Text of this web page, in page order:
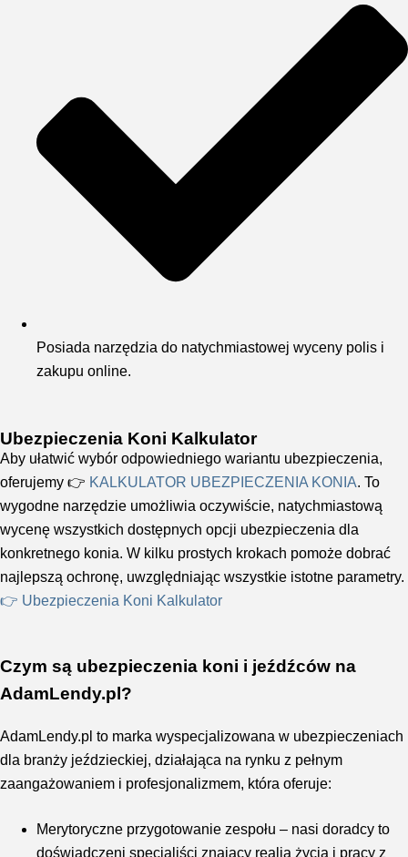
Posiada narzędzia do natychmiastowej wyceny polis i
zakupu online.
Ubezpieczenia Koni Kalkulator
Aby ułatwić wybór odpowiedniego wariantu ubezpieczenia,
oferujemy 👉 KALKULATOR UBEZPIECZENIA KONIA. To
wygodne narzędzie umożliwia oczywiście, natychmiastową
wycenę wszystkich dostępnych opcji ubezpieczenia dla
konkretnego konia. W kilku prostych krokach pomoże dobrać
najlepszą ochronę, uwzględniając wszystkie istotne parametry.
👉 Ubezpieczenia Koni Kalkulator
Czym są ubezpieczenia koni i jeźdźców na
AdamLendy.pl?
AdamLendy.pl to marka wyspecjalizowana w ubezpieczeniach
dla branży jeździeckiej, działająca na rynku z pełnym
zaangażowaniem i profesjonalizmem, która oferuje:
Merytoryczne przygotowanie zespołu – nasi doradcy to
doświadczeni specjaliści znający realia życia i pracy z